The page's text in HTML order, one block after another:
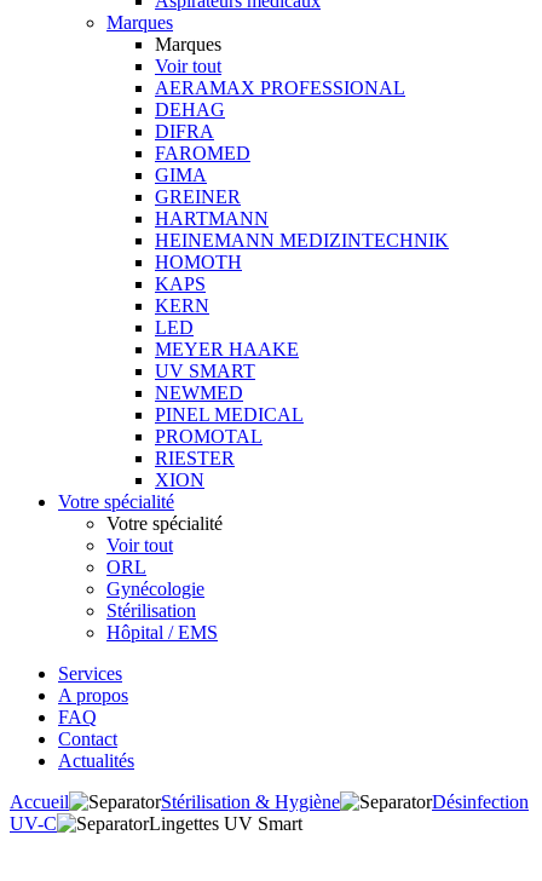
Marques
Marques
Voir tout
AERAMAX PROFESSIONAL
DEHAG
DIFRA
FAROMED
GIMA
GREINER
HARTMANN
HEINEMANN MEDIZINTECHNIK
HOMOTH
KAPS
KERN
LED
MEYER HAAKE
UV SMART
NEWMED
PINEL MEDICAL
PROMOTAL
RIESTER
XION
Votre spécialité
Votre spécialité
Voir tout
ORL
Gynécologie
Stérilisation
Hôpital / EMS
Services
A propos
FAQ
Contact
Actualités
Accueil
Stérilisation & Hygiène
Désinfection
UV-C
Lingettes UV Smart